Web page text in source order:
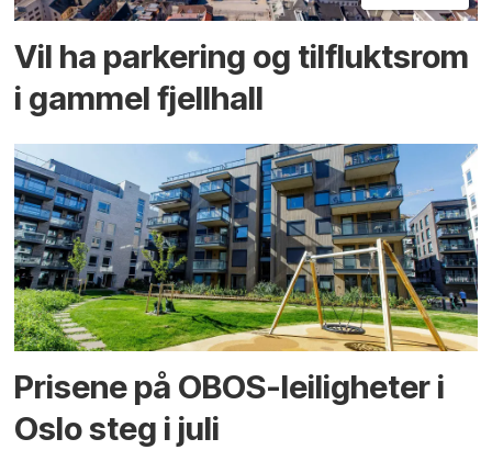
Vil ha parkering og tilflukts­rom
i gammel fjellhall
Prisene på OBOS-leiligheter i
Oslo steg i juli